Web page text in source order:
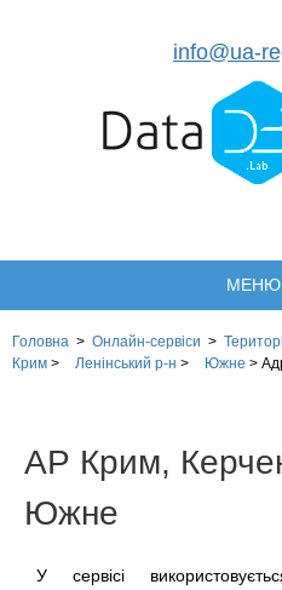
info@ua-
МЕНЮ
Головна > Онлайн-сервіси >
Крим > Ленінський р-н > Южне >
АР Крим,
Южне
У сервісі